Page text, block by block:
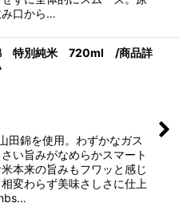
み口から…
特別純米 720ml /商品詳
田錦を使用。わずかなガス
い旨みがなめらかスマート
本来の旨みもフワッと感じ
変わらず美味さしさに仕上